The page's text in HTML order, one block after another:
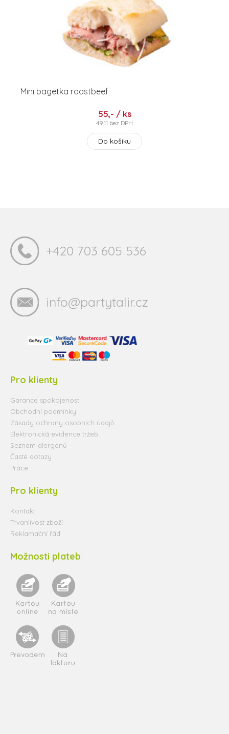
Mini bagetka roastbeef
55,- / ks
49,11 bez DPH
Do košíku
+420 703 605 536
info@partytalir.cz
Pro klienty
Garance spokojenosti
Obchodní podmínky
Zásady ochrany osobních údajů
Elektronická evidence tržeb
Seznam alergenů
Časté dotazy
Práce
Pro klienty
Kontakt
Trvanlivost zboží
Reklamační řád
Možnosti plateb